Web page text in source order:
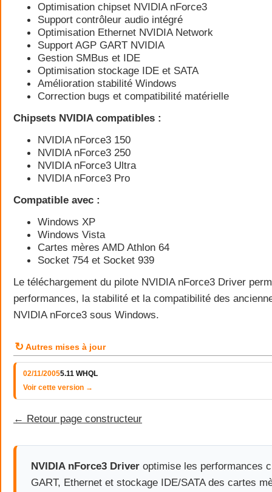
Optimisation chipset NVIDIA nForce3
Support contrôleur audio intégré
Optimisation Ethernet NVIDIA Network
Support AGP GART NVIDIA
Gestion SMBus et IDE
Optimisation stockage IDE et SATA
Amélioration stabilité Windows
Correction bugs et compatibilité matérielle
Chipsets NVIDIA compatibles :
NVIDIA nForce3 150
NVIDIA nForce3 250
NVIDIA nForce3 Ultra
NVIDIA nForce3 Pro
Compatible avec :
Windows XP
Windows Vista
Cartes mères AMD Athlon 64
Socket 754 et Socket 939
Le téléchargement du pilote NVIDIA nForce3 Driver
performances, la stabilité et la compatibilité des
NVIDIA nForce3 sous Windows.
↻ Autres mises à jour
02/11/20055.11 WHQL
Voir cette version →
← Retour page constructeur
NVIDIA nForce3 Driver optimise les performances
GART, Ethernet et stockage IDE/SATA des cartes